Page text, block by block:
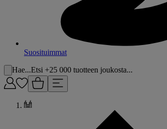
Suosituimmat
Hae...Etsi +25 000 tuotteen joukosta...